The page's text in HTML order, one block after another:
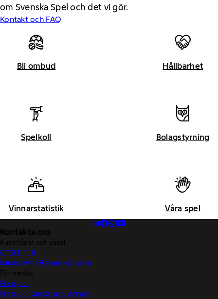
om Svenska Spel och det vi gör.
Kontakt och FAQ
Bli ombud Hållbarhet
Spelkoll Bolagstyrning
Vinnarstatistik Våra spel
Kontakta oss
Kundtjänst och växel:
0770-11 11 11
kundservice@svenskaspel.se
För media:
Pressjour
Pressjour vinster och vinnare